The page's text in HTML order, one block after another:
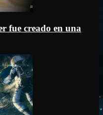
fue creado en una